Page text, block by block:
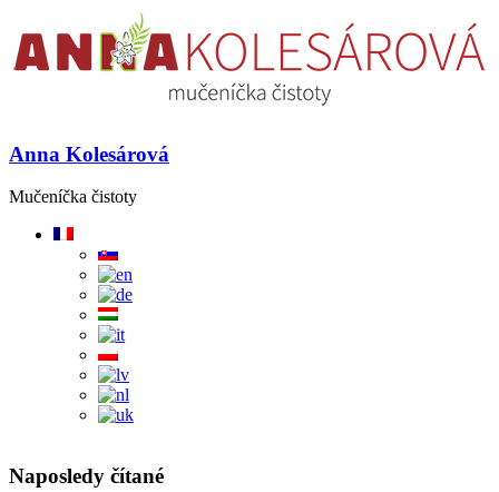
Anna Kolesárová
Mučeníčka čistoty
Naposledy čítané